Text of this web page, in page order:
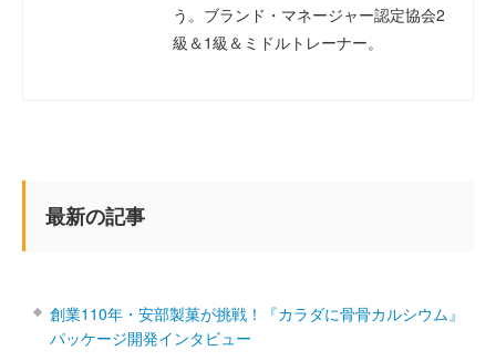
う。ブランド・マネージャー認定協会2
級＆1級＆ミドルトレーナー。
最新の記事
創業110年・安部製菓が挑戦！『カラダに骨骨カルシウム』
パッケージ開発インタビュー